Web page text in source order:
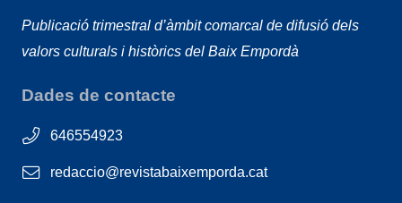
Publicació trimestral d’àmbit comarcal de difusió dels
valors culturals i històrics del Baix Empordà
Dades de contacte
646554923
redaccio@revistabaixemporda.cat